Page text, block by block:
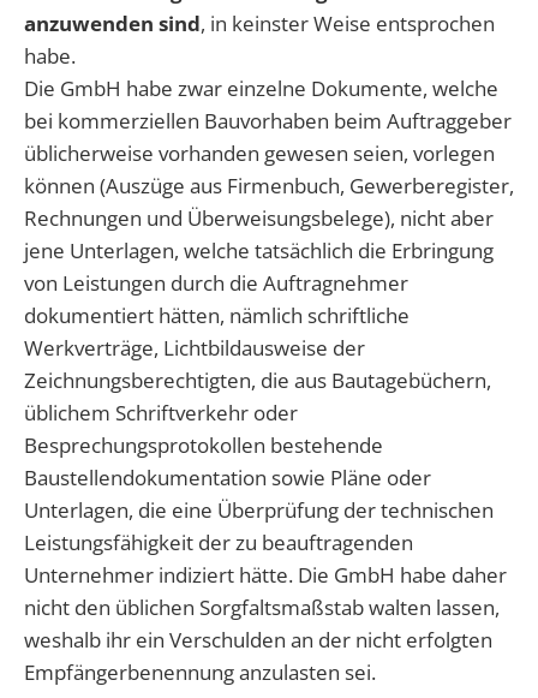
anzuwenden sind, in keinster Weise entsprochen
habe.
Die GmbH habe zwar einzelne Dokumente, welche
bei kommerziellen Bauvorhaben beim Auftraggeber
üblicherweise vorhanden gewesen seien, vorlegen
können (Auszüge aus Firmenbuch, Gewerberegister,
Rechnungen und Überweisungsbelege), nicht aber
jene Unterlagen, welche tatsächlich die Erbringung
von Leistungen durch die Auftragnehmer
dokumentiert hätten, nämlich schriftliche
Werkverträge, Lichtbildausweise der
Zeichnungsberechtigten, die aus Bautagebüchern,
üblichem Schriftverkehr oder
Besprechungsprotokollen bestehende
Baustellendokumentation sowie Pläne oder
Unterlagen, die eine Überprüfung der technischen
Leistungsfähigkeit der zu beauftragenden
Unternehmer indiziert hätte. Die GmbH habe daher
nicht den üblichen Sorgfaltsmaßstab walten lassen,
weshalb ihr ein Verschulden an der nicht erfolgten
Empfängerbenennung anzulasten sei.